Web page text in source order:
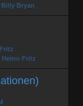
Billy Bryan
Heino Fritz